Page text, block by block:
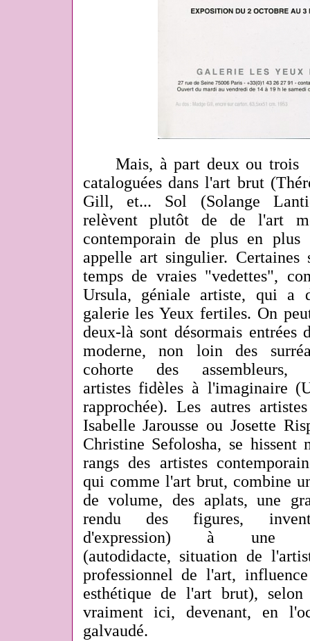
Mais, à part deux ou trois
cataloguées dans l'art brut
Gill, et... Sol (Solange
relèvent plutôt de de l'art
contemporain de plus en
appelle art singulier.
temps de vraies "vedettes",
Ursula, géniale artiste, qui a
galerie les Yeux fertiles. On
deux-là sont désormais entrées
moderne, non loin des
cohorte des
artistes fidèles à l'imaginaire
rapprochée). Les autres
Isabelle Jarousse ou Josette
Christine Sefolosha, se hissent
rangs des artistes
qui comme l'art brut, combine
de volume, des aplats, une
rendu des figures,
d'expression) à une
(autodidacte, situation de
professionnel de l'art,
esthétique de l'art brut),
vraiment ici, devenant, en
galvaudé.